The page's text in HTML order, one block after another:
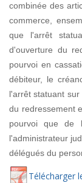
combinée des
commerce,
que l'arrêt
d'ouverture du
pourvoi en
débiteur, le
l'arrêt statuant
du redressement
pourvoi que de
l'administrateur
délégués du
Télécharger